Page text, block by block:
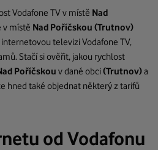
Vodafone TV v místě Nad
v místě Nad Poříčskou (Trutnov)
televizi Vodafone TV,
Stačí si ověřit, jakou rychlost
Poříčskou v dané obci(Trutnov)a
hned také objednat některý z tarifů
od Vodafonu